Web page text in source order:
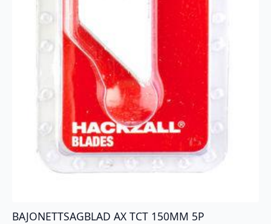
BAJONETTSAGBLAD AX TCT 150MM 5P